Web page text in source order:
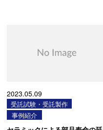
2023.05.09
受託試験・受託製作
事例紹介